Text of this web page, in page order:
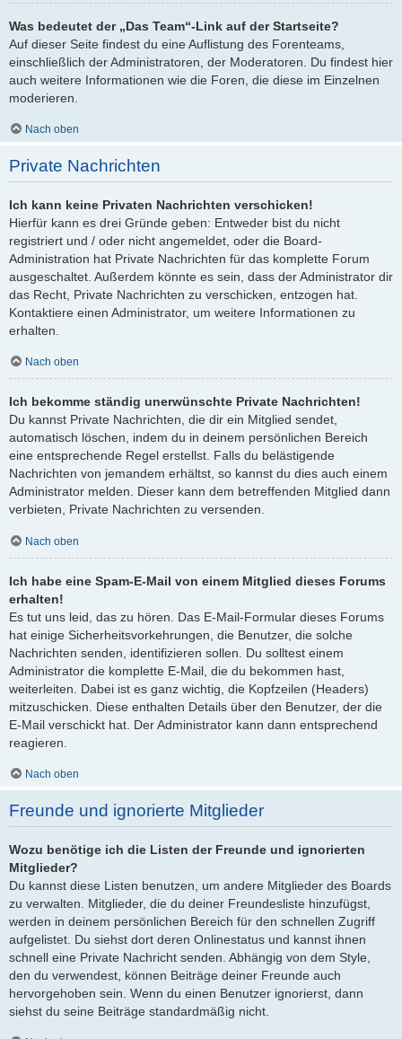
Was bedeutet der „Das Team“-Link auf der Startseite?
Auf dieser Seite findest du eine Auflistung des Forenteams,
einschließlich der Administratoren, der Moderatoren. Du findest hier
auch weitere Informationen wie die Foren, die diese im Einzelnen
moderieren.
Nach oben
Private Nachrichten
Ich kann keine Privaten Nachrichten verschicken!
Hierfür kann es drei Gründe geben: Entweder bist du nicht
registriert und / oder nicht angemeldet, oder die Board-
Administration hat Private Nachrichten für das komplette Forum
ausgeschaltet. Außerdem könnte es sein, dass der Administrator dir
das Recht, Private Nachrichten zu verschicken, entzogen hat.
Kontaktiere einen Administrator, um weitere Informationen zu
erhalten.
Nach oben
Ich bekomme ständig unerwünschte Private Nachrichten!
Du kannst Private Nachrichten, die dir ein Mitglied sendet,
automatisch löschen, indem du in deinem persönlichen Bereich
eine entsprechende Regel erstellst. Falls du belästigende
Nachrichten von jemandem erhältst, so kannst du dies auch einem
Administrator melden. Dieser kann dem betreffenden Mitglied dann
verbieten, Private Nachrichten zu versenden.
Nach oben
Ich habe eine Spam-E-Mail von einem Mitglied dieses Forums
erhalten!
Es tut uns leid, das zu hören. Das E-Mail-Formular dieses Forums
hat einige Sicherheitsvorkehrungen, die Benutzer, die solche
Nachrichten senden, identifizieren sollen. Du solltest einem
Administrator die komplette E-Mail, die du bekommen hast,
weiterleiten. Dabei ist es ganz wichtig, die Kopfzeilen (Headers)
mitzuschicken. Diese enthalten Details über den Benutzer, der die
E-Mail verschickt hat. Der Administrator kann dann entsprechend
reagieren.
Nach oben
Freunde und ignorierte Mitglieder
Wozu benötige ich die Listen der Freunde und ignorierten
Mitglieder?
Du kannst diese Listen benutzen, um andere Mitglieder des Boards
zu verwalten. Mitglieder, die du deiner Freundesliste hinzufügst,
werden in deinem persönlichen Bereich für den schnellen Zugriff
aufgelistet. Du siehst dort deren Onlinestatus und kannst ihnen
schnell eine Private Nachricht senden. Abhängig von dem Style,
den du verwendest, können Beiträge deiner Freunde auch
hervorgehoben sein. Wenn du einen Benutzer ignorierst, dann
siehst du seine Beiträge standardmäßig nicht.